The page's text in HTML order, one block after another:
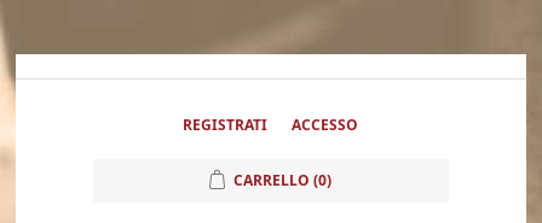
REGISTRATI ACCESSO
CARRELLO (0)